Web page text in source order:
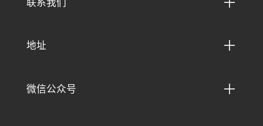
联系我们
地址 
微信公众号 